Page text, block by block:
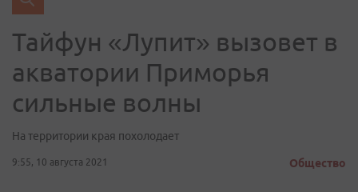
Тайфун «Лупит» вызовет в
акватории Приморья
сильные волны
На территории края похолодает
9:55, 10 августа 2021 Общество